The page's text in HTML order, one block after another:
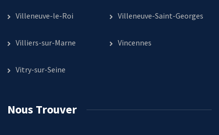
Villeneuve-le-Roi Villeneuve-Saint-Georges
Villiers-sur-Marne Vincennes
Vitry-sur-Seine
Nous Trouver